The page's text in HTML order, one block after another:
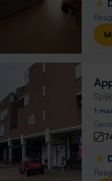
⚡️
1
⚡️